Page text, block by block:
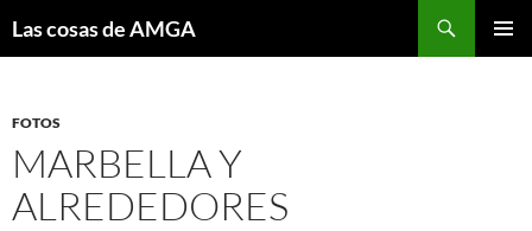
Las cosas de AMGA
FOTOS
MARBELLA Y
ALREDEDORES